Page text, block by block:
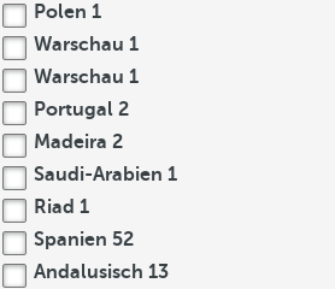
Polen 1
Warschau 1
Warschau 1
Portugal 2
Madeira 2
Saudi-Arabien 1
Riad 1
Spanien 52
Andalusisch 13